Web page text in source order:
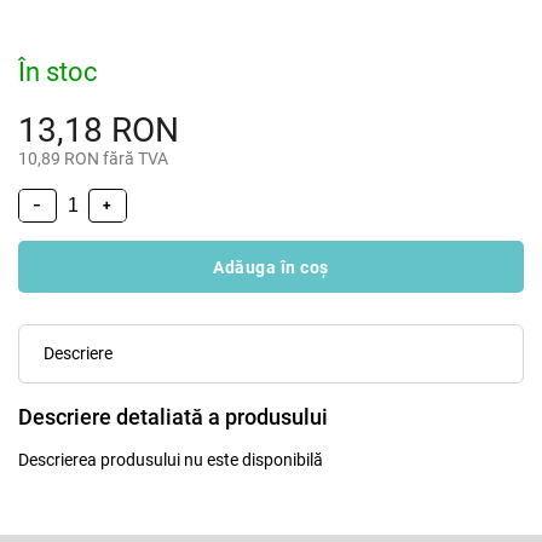
13,18 RON
10,89 RON fără TVA
În stoc
+
−
Adăuga în coş
Descriere
Descriere detaliată a produsului
Descrierea produsului nu este disponibilă